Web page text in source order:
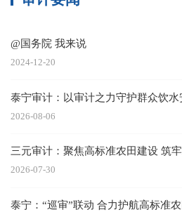
@国务院 我来说
2024-12-20
泰宁审计：以审计之力守护群众饮水
2026-08-06
三元审计：聚焦高标准农田建设 筑
2026-07-30
泰宁：“巡审”联动 合力护航高标准